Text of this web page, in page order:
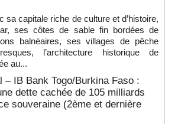
sa capitale riche de culture et d’histoire,
ses côtes de sable fin bordées de
balnéaires, ses villages de pêche
l’architecture historique de
au...
– IB Bank Togo/Burkina Faso :
dette cachée de 105 milliards
souveraine (2ème et dernière